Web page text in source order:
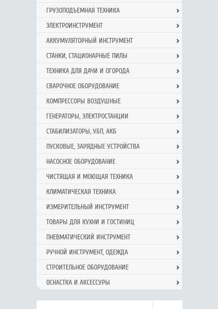
ГРУЗОПОДЪЕМНАЯ ТЕХНИКА
ЭЛЕКТРОИНСТРУМЕНТ
АККУМУЛЯТОРНЫЙ ИНСТРУМЕНТ
СТАНКИ, СТАЦИОНАРНЫЕ ПИЛЫ
ТЕХНИКА ДЛЯ ДАЧИ И ОГОРОДА
СВАРОЧНОЕ ОБОРУДОВАНИЕ
КОМПРЕССОРЫ ВОЗДУШНЫЕ
ГЕНЕРАТОРЫ, ЭЛЕКТРОСТАНЦИИ
СТАБИЛИЗАТОРЫ, УБП, АКБ
ПУСКОВЫЕ, ЗАРЯДНЫЕ УСТРОЙСТВА
НАСОСНОЕ ОБОРУДОВАНИЕ
ЧИСТЯЩАЯ И МОЮЩАЯ ТЕХНИКА
КЛИМАТИЧЕСКАЯ ТЕХНИКА
ИЗМЕРИТЕЛЬНЫЙ ИНСТРУМЕНТ
ТОВАРЫ ДЛЯ КУХНИ И ГОСТИНИЦ
ПНЕВМАТИЧЕСКИЙ ИНСТРУМЕНТ
РУЧНОЙ ИНCТРУМЕНТ, ОДЕЖДА
СТРОИТЕЛЬНОЕ ОБОРУДОВАНИЕ
ОСНАСТКА И АКСЕССУРЫ